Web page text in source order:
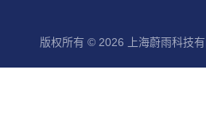
版权所有 © 2026 上海蔚雨科技